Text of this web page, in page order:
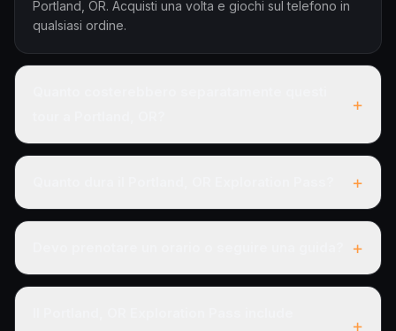
Portland, OR. Acquisti una volta e giochi sul telefono in
qualsiasi ordine.
+
+
+
+